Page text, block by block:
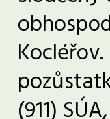
(911)